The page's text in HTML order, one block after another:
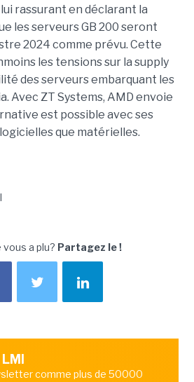
lui rassurant en déclarant la
les serveurs GB 200 seront
2024 comme prévu. Cette
les tensions sur la supply
des serveurs embarquant les
Avec ZT Systems, AMD envoie
est possible avec ses
que matérielles.
a plu? Partagez le !
comme plus de 50000